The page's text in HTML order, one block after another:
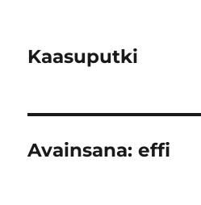
Kaasuputki
Avainsana:effi